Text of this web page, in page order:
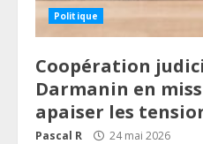
Politique
Coopération
Darmanin en
apaiser les
Pascal R 24 mai 2026